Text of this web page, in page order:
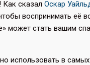
сказал Оскар
воспринимать её
может стать вашим
использовать в